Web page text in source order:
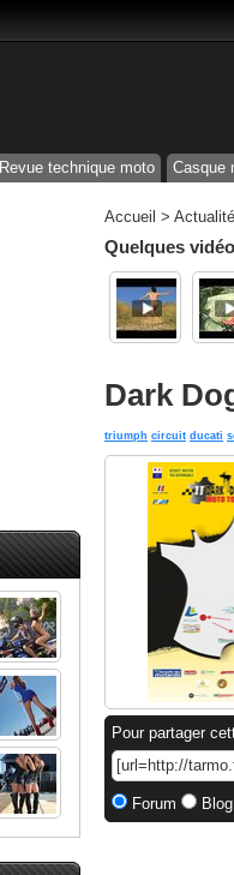
Revue technique moto Casque
Accueil >
Quelques
Dark
triumph circuit ducati
Pour partager
Forum